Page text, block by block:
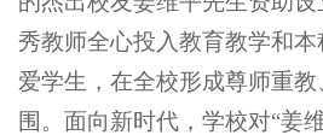
秀教师全心投入教育教学和
爱学生，在全校形成尊师重
围。面向新时代，学校对“姜